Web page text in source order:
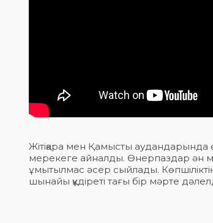
Жітіқара мен Қамысты аудандарында
мерекеге айналды. Өнерпаздар ән
ұмытылмас әсер сыйлады.
шынайы құдіреті тағы бір мәрте